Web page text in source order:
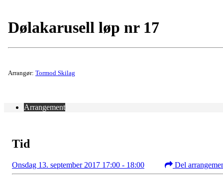
Dølakarusell løp nr 17
Arrangør: Tormod Skilag
Arrangement
Tid
Onsdag 13. september 2017 17:00 - 18:00 Del